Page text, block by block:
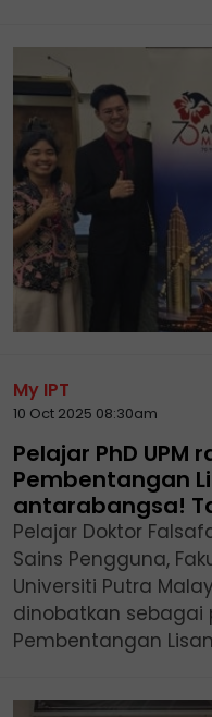
My IPT
10 Oct 2025 08:30am
Pelajar PhD UPM
Pembentangan
antarabangsa!
Pelajar Doktor
Sains Pengguna,
Universiti Putra
dinobatkan sebagai
Pembentangan